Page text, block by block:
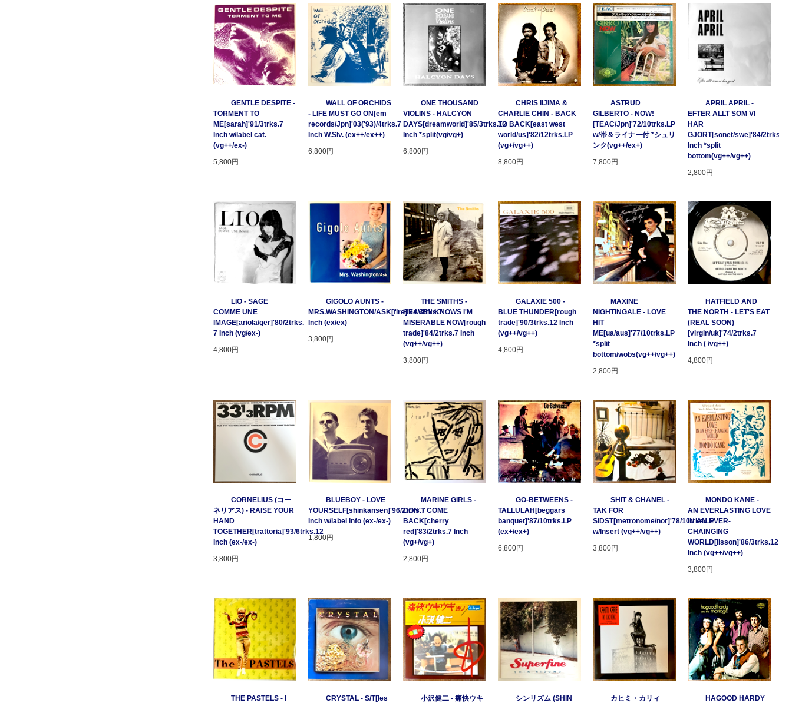
GENTLE DESPITE -
TORMENT TO
ME[sarah]'91/3trks.7
Inch w/label cat.
(vg++/ex-)
5,800円
WALL OF ORCHIDS
- LIFE MUST GO ON[em
records/Jpn]'03('93)/4trks.7
Inch W.Slv. (ex++/ex++)
6,800円
ONE THOUSAND
VIOLINS - HALCYON
DAYS[dreamworld]'85/3trks.12
Inch *split(vg/vg+)
6,800円
CHRIS IIJIMA &
CHARLIE CHIN - BACK
TO BACK[east west
world/us]'82/12trks.LP
(vg+/vg++)
8,800円
ASTRUD
GILBERTO - NOW!
[TEAC/Jpn]'72/10trks.LP
w/帯＆ライナー付 *シュリ
ンク(vg++/ex+)
7,800円
APRIL APRIL -
EFTER ALLT SOM VI
HAR
GJORT[sonet/swe]'84/2trks.7
Inch *split
bottom(vg++/vg++)
2,800円
LIO - SAGE
COMME UNE
IMAGE[ariola/ger]'80/2trks.
7 Inch (vg/ex-)
4,800円
GIGOLO AUNTS -
MRS.WASHINGTON/ASK[fire]'94/3trks.7
Inch (ex/ex)
3,800円
THE SMITHS -
HEAVEN KNOWS I'M
MISERABLE NOW[rough
trade]'84/2trks.7 Inch
(vg++/vg++)
3,800円
GALAXIE 500 -
BLUE THUNDER[rough
trade]'90/3trks.12 Inch
(vg++/vg++)
4,800円
MAXINE
NIGHTINGALE - LOVE
HIT
ME[ua/aus]'77/10trks.LP
*split
bottom/wobs(vg++/vg++)
2,800円
HATFIELD AND
THE NORTH - LET'S EAT
(REAL SOON)
[virgin/uk]'74/2trks.7
Inch ( /vg++)
4,800円
CORNELIUS (コー
ネリアス) - RAISE YOUR
HAND
TOGETHER[trattoria]'93/6trks.12
Inch (ex-/ex-)
3,800円
BLUEBOY - LOVE
YOURSELF[shinkansen]'96/2trks.7
Inch w/label info (ex-/ex-)
1,800円
MARINE GIRLS -
DON'T COME
BACK[cherry
red]'83/2trks.7 Inch
(vg+/vg+)
2,800円
GO-BETWEENS -
TALLULAH[beggars
banquet]'87/10trks.LP
(ex+/ex+)
6,800円
SHIT & CHANEL -
TAK FOR
SIDST[metronome/nor]'78/10trks.LP
w/Insert (vg++/vg++)
3,800円
MONDO KANE -
AN EVERLASTING LOVE
IN AN EVER-
CHAINGING
WORLD[lisson]'86/3trks.12
Inch (vg++/vg++)
3,800円
THE PASTELS - I CRYSTAL - S/T[les 小沢健二 - 痛快ウキ シンリズム (SHIN カヒミ・カリィ HAGOOD HARDY